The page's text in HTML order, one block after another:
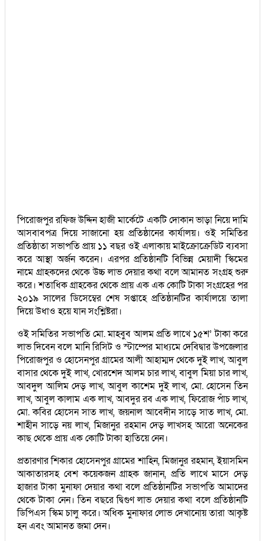
পিরোজপুর রফিজ উদ্দিন হাজী মার্কেটে একটি দোকান ভাড়া নিয়ে দামি
আসবাবপত্র দিয়ে সাজানো হয় প্রতিষ্ঠানের কার্যালয়। ওই সমিতির
প্রতিষ্ঠাতা সভাপতি প্রায় ১১ বছর ওই এলাকায় মাইক্রোক্রেডিট ব্যবসা
করে আস্থা অর্জন করেন। এরপর প্রতিষ্ঠানটি বিভিন্ন মেয়াদী স্কিমের
নামে গ্রাহকদের থেকে উচ্চ লাভ দেয়ার কথা বলে আমানত সংগ্রহ শুরু
করে। শতাধিক গ্রাহকের থেকে প্রায় এক এক কোটি টাকা সংগ্রহের পর
২০১৯ সালের ডিসেম্বের শেষ সপ্তাহে প্রতিষ্ঠানটির কার্যালয়ে তালা
দিয়ে উধাও হয়ে যান সংশ্লিষ্টরা।
ওই সমিতির সভাপতি মো. মাহবুব আলম প্রতি লাখে ১৫শ’ টাকা করে
লাভ দিবেন বলে মানি রিসিট ও স্টাম্পের মাধ্যমে দেবিদ্বার উপজেলার
পিরোজপুর ও হোসেনপুর গ্রামের আলী আহাম্মদ থেকে দুই লাখ, আবুল
বাসার থেকে দুই লাখ, খোরশেদ আলম চার লাখ, বাবুল মিয়া চার লাখ,
আবদুল আলিম দেড় লাখ, আবুল কাশেম দুই লাখ, মো. হোসেন তিন
লাখ, আবুল কালাম এক লাখ, আবদুর রব এক লাখ, ফিরোজ পাঁচ লাখ,
মো. কবির হোসেন সাত লাখ, জয়নাল আবেদীন সাড়ে সাত লাখ, মো.
শাহীন সাড়ে নয় লাখ, মিজানুর রহমান দেড় লাখসহ আরো অনেকের
কাছ থেকে প্রায় এক কোটি টাকা হাতিয়ে নেন।
প্রতারণার শিকার হোসেনপুর গ্রামের শাহিন, মিজানুর রহমান, ইয়াসমিন
আকাতারসহ বেশ কয়েকজন গ্রাহক জানান, প্রতি লাখে মাসে দেড়
হাজার টাকা মুনাফা দেয়ার কথা বলে প্রতিষ্ঠানটির সভাপতি আমাদের
থেকে টাকা নেন। তিন বছরে দ্বিগুণ লাভ দেয়ার কথা বলে প্রতিষ্ঠানটি
ডিপিএস স্কিম চালু করে। অধিক মুনাফার লোভ দেখানোয় তারা আকৃষ্ট
হন এবং আমানত জমা দেন।